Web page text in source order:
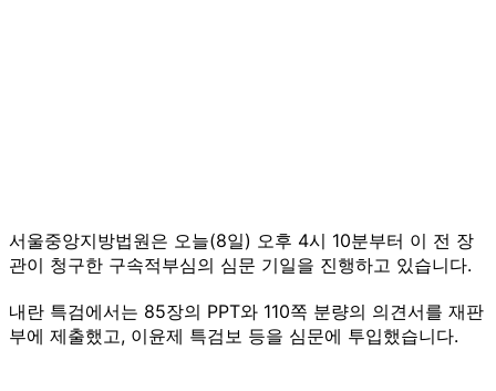
서울중앙지방법원은 오늘(8일) 오후 4시 10분부터 이 전 장
관이 청구한 구속적부심의 심문 기일을 진행하고 있습니다.
내란 특검에서는 85장의 PPT와 110쪽 분량의 의견서를 재판
부에 제출했고, 이윤제 특검보 등을 심문에 투입했습니다.